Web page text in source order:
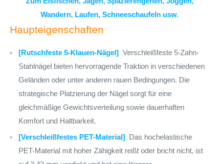
Wandern, Laufen, Schneeschaufeln usw.
Haupteigenschaften
[Rutschfeste 5-Klauen-Nägel] Verschleißfeste 5-Zahn-
Stahlnägel bieten hervorragende Traktion in verschiedenen
Geländen oder unter anderen rauen Bedingungen. Die
strategische Platzierung der Nägel sorgt für eine
gleichmäßige Gewichtsverteilung sowie dauerhaften
Komfort und Haltbarkeit.
[Verschleißfestes PET-Material] Das hochelastische
PET-Material mit hoher Zähigkeit reißt oder bricht nicht, ist